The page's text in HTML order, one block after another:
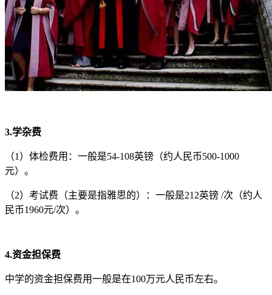
3.学杂费
（1）体检费用：一般是54-108英镑（约人民币500-1000
元）。
（2）考试费（主要是指雅思的）：一般是212英镑 /次（约人
民币1960元/次）。
4.资金担保费
中学的资金担保费用一般是在100万元人民币左右。